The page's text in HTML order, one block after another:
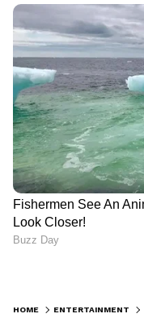
HOME ENTERTAINMENT